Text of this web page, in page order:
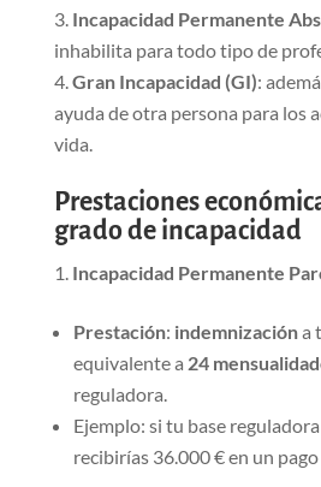
Incapacidad Permanente
inhabilita para todo tipo de
Gran Incapacidad (GI):
ayuda de otra persona para los
vida.
Prestaciones
grado de incapacidad
Incapacidad Permanente
Prestación: indemnizacióna
equivalente a 24
reguladora.
Ejemplo: si tu base
recibirías 36.000 € en un pago